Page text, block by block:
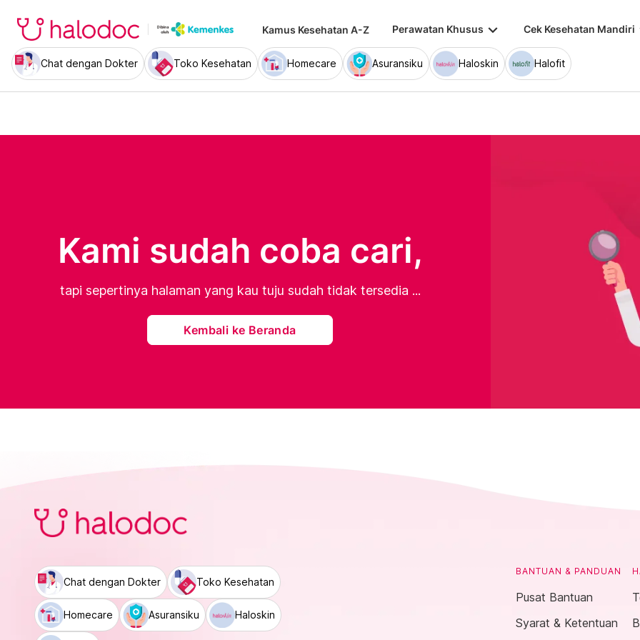
Kamus Kesehatan A-Z Perawatan Khusus keyboard_arrow_down Cek Kesehatan Mandiri
Chat dengan Dokter Toko Kesehatan Homecare Asuransiku Haloskin Halofit
Kami sudah coba cari,
tapi sepertinya halaman yang kau tuju sudah tidak tersedia ...
Kembali ke Beranda
Chat dengan Dokter Toko Kesehatan
Homecare Asuransiku Haloskin
BANTUAN & PANDUAN
Pusat Bantuan
Syarat & Ketentuan